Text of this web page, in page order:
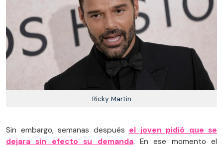
Ricky Martin
Sin embargo, semanas después el joven pidió que se
dejara sin efecto su demanda. En ese momento el